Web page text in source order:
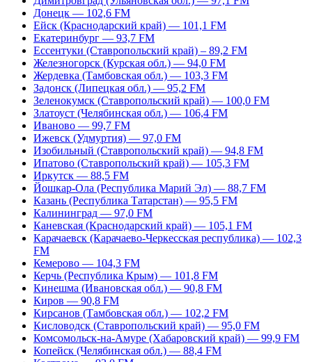
Донецк — 102,6 FM
Ейск (Краснодарский край) — 101,1 FM
Екатеринбург — 93,7 FM
Ессентуки (Ставропольский край) – 89,2 FM
Железногорск (Курская обл.) — 94,0 FM
Жердевка (Тамбовская обл.) — 103,3 FM
Задонск (Липецкая обл.) — 95,2 FM
Зеленокумск (Ставропольский край) — 100,0 FM
Златоуст (Челябинская обл.) — 106,4 FM
Иваново — 99,7 FM
Ижевск (Удмуртия) — 97,0 FM
Изобильный (Ставропольский край) — 94,8 FM
Ипатово (Ставропольский край) — 105,3 FM
Иркутск — 88,5 FM
Йошкар-Ола (Республика Марий Эл) — 88,7 FM
Казань (Республика Татарстан) — 95,5 FM
Калининград — 97,0 FM
Каневская (Краснодарский край) — 105,1 FM
Карачаевск (Карачаево-Черкесская республика) — 102,3
FM
Кемерово — 104,3 FM
Керчь (Республика Крым) — 101,8 FM
Кинешма (Ивановская обл.) — 90,8 FM
Киров — 90,8 FM
Кирсанов (Тамбовская обл.) — 102,2 FM
Кисловодск (Ставропольский край) — 95,0 FM
Комсомольск-на-Амуре (Хабаровский край) — 99,9 FM
Копейск (Челябинская обл.) — 88,4 FM